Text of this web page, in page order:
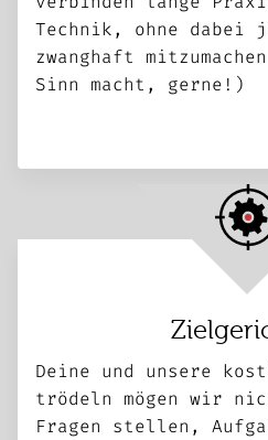
Technik, ohne dabei
zwanghaft
Sinn macht, gerne!)
Deine und unsere
trödeln mögen wir
Fragen stellen,